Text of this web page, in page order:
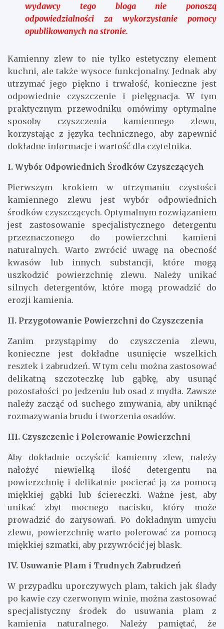
wydawcy tego bloga nie ponoszą
odpowiedzialności za wykorzystanie pomocy
opublikowanych na stronie.
Kamienny zlew to nie tylko estetyczny element
kuchni, ale także wysoce funkcjonalny. Jednak aby
utrzymać jego piękno i trwałość, konieczne jest
odpowiednie czyszczenie i pielęgnacja. W tym
praktycznym przewodniku omówimy optymalne
sposoby czyszczenia kamiennego zlewu,
korzystając z języka technicznego, aby zapewnić
dokładne informacje i wartość dla czytelnika.
I. Wybór Odpowiednich Środków Czyszczących
Pierwszym krokiem w utrzymaniu czystości
kamiennego zlewu jest wybór odpowiednich
środków czyszczących. Optymalnym rozwiązaniem
jest zastosowanie specjalistycznego detergentu
przeznaczonego do powierzchni kamieni
naturalnych. Warto zwrócić uwagę na obecność
kwasów lub innych substancji, które mogą
uszkodzić powierzchnię zlewu. Należy unikać
silnych detergentów, które mogą prowadzić do
erozji kamienia.
II. Przygotowanie Powierzchni do Czyszczenia
Zanim przystąpimy do czyszczenia zlewu,
konieczne jest dokładne usunięcie wszelkich
resztek i zabrudzeń. W tym celu można zastosować
delikatną szczoteczkę lub gąbkę, aby usunąć
pozostałości po jedzeniu lub osad z mydła. Zawsze
należy zacząć od suchego zmywania, aby uniknąć
rozmazywania brudu i tworzenia osadów.
III. Czyszczenie i Polerowanie Powierzchni
Aby dokładnie oczyścić kamienny zlew, należy
nałożyć niewielką ilość detergentu na
powierzchnię i delikatnie pocierać ją za pomocą
miękkiej gąbki lub ściereczki. Ważne jest, aby
unikać zbyt mocnego nacisku, który może
prowadzić do zarysowań. Po dokładnym umyciu
zlewu, powierzchnię warto polerować za pomocą
miękkiej szmatki, aby przywrócić jej blask.
IV. Usuwanie Plam i Trudnych Zabrudzeń
W przypadku uporczywych plam, takich jak ślady
po kawie czy czerwonym winie, można zastosować
specjalistyczny środek do usuwania plam z
kamienia naturalnego. Należy pamiętać, że